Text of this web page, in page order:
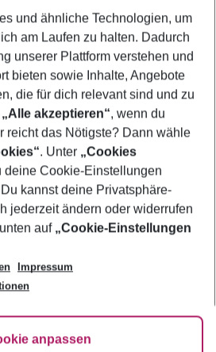
Kinder
Filter anzeigen
und ähnliche Technologien, um
am Laufen zu halten. Dadurch
unserer Plattform verstehen und
bieten sowie Inhalte, Angebote
die für dich relevant sind und zu
„Alle akzeptieren“, wenn du
reicht das Nötigste? Dann wähle
. Unter „Cookies
deine Cookie-Einstellungen
kannst deine Privatsphäre-
jederzeit ändern oder widerrufen
auf „Cookie-Einstellungen
Impressum
anpassen